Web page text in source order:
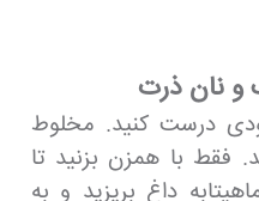
و نان ذرت
درست کنید. مخلوط
فقط با همزن بزنید تا
داغ بریزید و به